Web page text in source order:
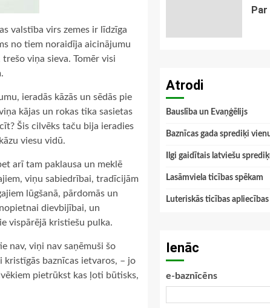
valstība virs zemes ir līdzīga
no tiem noraidīja aicinājumu
viņa sieva. Tomēr visi
ieradās kāzās un sēdās pie
kājas un rokas tika sasietas
Šis cilvēks taču bija ieradies
viesu vidū.
arī tam paklausa un meklē
viņu sabiedrībai, tradīcijām
lūgšanā, pārdomās un
dievbijībai, un
vispārējā kristiešu pulka.
nav, viņi nav saņēmuši šo
kristīgās baznīcas ietvaros, – jo
pietrūkst kas ļoti būtisks,
Par
Atrodi
Bauslība un Evaņģēlijs
Baznīcas gada sprediķi
Ilgi gaidītais latviešu
Lasāmviela ticības spēkam
Luteriskās ticības apliecības
Ienāc
e-baznīcēns